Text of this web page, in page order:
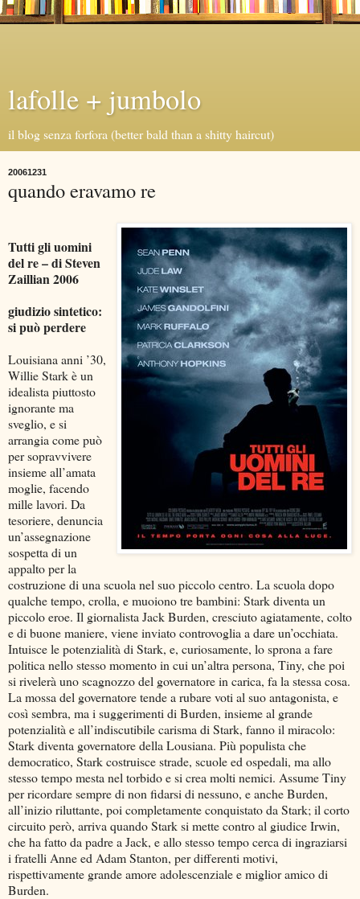
lafolle + jumbolo
il blog senza forfora (better bald than a shitty haircut)
20061231
quando eravamo re
Tutti gli uomini
del re – di Steven
Zaillian 2006
giudizio sintetico:
si può perdere
Louisiana anni ’30,
Willie Stark è un
idealista piuttosto
ignorante ma
sveglio, e si
arrangia come può
per sopravvivere
insieme all’amata
moglie, facendo
mille lavori. Da
tesoriere, denuncia
un’assegnazione
sospetta di un
appalto per la
costruzione di una scuola nel suo piccolo centro. La scuola dopo
qualche tempo, crolla, e muoiono tre bambini: Stark diventa un
piccolo eroe. Il giornalista Jack Burden, cresciuto agiatamente, colto
e di buone maniere, viene inviato controvoglia a dare un’occhiata.
Intuisce le potenzialità di Stark, e, curiosamente, lo sprona a fare
politica nello stesso momento in cui un’altra persona, Tiny, che poi
si rivelerà uno scagnozzo del governatore in carica, fa la stessa cosa.
La mossa del governatore tende a rubare voti al suo antagonista, e
così sembra, ma i suggerimenti di Burden, insieme al grande
potenzialità e all’indiscutibile carisma di Stark, fanno il miracolo:
Stark diventa governatore della Lousiana. Più populista che
democratico, Stark costruisce strade, scuole ed ospedali, ma allo
stesso tempo mesta nel torbido e si crea molti nemici. Assume Tiny
per ricordare sempre di non fidarsi di nessuno, e anche Burden,
all’inizio riluttante, poi completamente conquistato da Stark; il corto
circuito però, arriva quando Stark si mette contro al giudice Irwin,
che ha fatto da padre a Jack, e allo stesso tempo cerca di ingraziarsi
i fratelli Anne ed Adam Stanton, per differenti motivi,
rispettivamente grande amore adolescenziale e miglior amico di
Burden.